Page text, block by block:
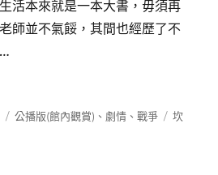
活本來就是一本大書，毋須再
師並不氣餒，其間也經歷了不
分
公播版(館內觀賞) 、 劇情 、 戰爭
標
坎